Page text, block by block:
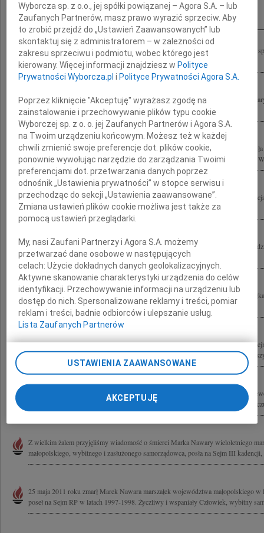
Inne kondolencje
Z głębokim smutkiem przyjęłam wiadomość o śmierci Marka Nawary jednego z
samorządu terytorialnego Rzeczypospolitej Polskiej. W latach 1990-2010...
Rodzinie i Bliskim wyrazy głębokiego współczucia z powodu śmierci Marka
Parlamentu Europejskiego były Marszałek Województwa Śląskiego
Z wielkim smutkiem i żalem przyjęliśmy wiadomość o śmierci Marka Nawary
Polskiej, Marszałka Województwa Małopolskiego, Wiceprezesa Zarządu Związku
Wyrazy głębokiego współczucia Rodzinie i Bliskim Marka Nawary składają
Dokumentacji Sztuki Tadeusza Kantora "Cricoteka"
Z wielkim smutkiem żegnamy Marka Nawarę Wyrazy głębokiego współczucia
Pracownicy Super Krak S.A.
Z wielkim żalem przyjęliśmy wiadomość o śmierci Marka Nawary byłego
Rodzinie, Najbliższym i Współpracownikom wyrazy najgłębszego...
Z ogromną przykrością przyjąłem wiadomość o śmierci Marka Nawary posła na
województwa małopolskiego w latach 1998-2002 i 2006-2010. Rodzinie i
Z głębokim żalem przyjęłam wiadomość o śmierci Marka Nawary Marszałka
1998-2002 oraz 2006-2010 Rodzinie i Bliskim składam wyrazy głębokiego
Z wielkim żalem przyjęliśmy wiadomość o śmierci Marka Nawary wieloletniego
małopolskiego, wybitnego i zasłużonego samorządowca, posła na Sejm III
25 maja 2011 roku zmarł Marek Nawara marszałek województwa małopolskiego
poseł na Sejm RP w latach 1997-1998. Życzliwy i wspaniały Człowiek, wybitny
Wyborcza sp. z o.o., jej spółki powiązanej – Agora S.A. – lub
Zaufanych Partnerów, masz prawo wyrazić sprzeciw. Aby
to zrobić przejdź do „Ustawień Zaawansowanych” lub
skontaktuj się z administratorem – w zależności od
zakresu sprzeciwu i podmiotu, wobec którego jest
kierowany. Więcej informacji znajdziesz w Polityce
Prywatności Wyborcza.pl i Polityce Prywatności Agora S.A.
Poprzez kliknięcie "Akceptuję" wyrażasz zgodę na
zainstalowanie i przechowywanie plików typu cookie
Wyborczej sp. z o. o. jej Zaufanych Partnerów i Agora S.A.
na Twoim urządzeniu końcowym. Możesz też w każdej
chwili zmienić swoje preferencje dot. plików cookie,
ponownie wywołując narzędzie do zarządzania Twoimi
preferencjami dot. przetwarzania danych poprzez
odnośnik „Ustawienia prywatności” w stopce serwisu i
przechodząc do sekcji „Ustawienia zaawansowane”.
Zmiana ustawień plików cookie możliwa jest także za
pomocą ustawień przeglądarki.
My, nasi Zaufani Partnerzy i Agora S.A. możemy
przetwarzać dane osobowe w następujących
celach:Użycie dokładnych danych geolokalizacyjnych.
Aktywne skanowanie charakterystyki urządzenia do celów
identyfikacji. Przechowywanie informacji na urządzeniu lub
dostęp do nich. Spersonalizowane reklamy i treści, pomiar
reklam i treści, badnie odbiorców i ulepszanie usług.
Lista Zaufanych Partnerów
USTAWIENIA ZAAWANSOWANE
AKCEPTUJĘ